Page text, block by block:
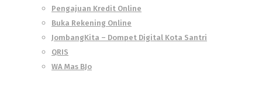
Pengajuan Kredit Online
Buka Rekening Online
JombangKita – Dompet Digital Kota Santri
QRIS
WA Mas BJo